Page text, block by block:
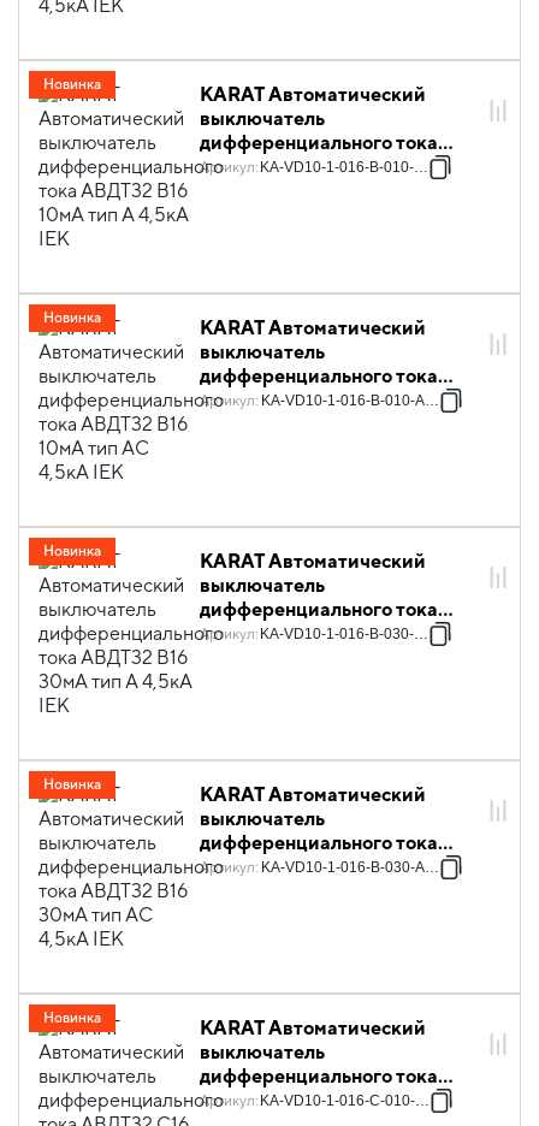
KARAT Автоматический
выключатель
дифференциального тока
АВДТ32 B16 10мА тип A 4,5кА
Артикул: KA-VD10-1-016-B-010-A-1
Новинка
KARAT Автоматический
выключатель
дифференциального тока
АВДТ32 B16 10мА тип AC
Артикул: KA-VD10-1-016-B-010-AC-1
Новинка
KARAT Автоматический
выключатель
дифференциального тока
АВДТ32 B16 30мА тип A 4,5кА
Артикул: KA-VD10-1-016-B-030-A-1
Новинка
KARAT Автоматический
выключатель
дифференциального тока
АВДТ32 B16 30мА тип AC
Артикул: KA-VD10-1-016-B-030-AC-1
Новинка
KARAT Автоматический
выключатель
дифференциального тока
АВДТ32 C16 10мА тип A 4,5кА
Артикул: KA-VD10-1-016-C-010-A-1
Новинка